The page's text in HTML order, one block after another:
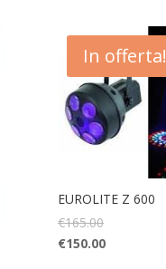
In offerta!
EUROLITE Z 600
€165.00
€150.00